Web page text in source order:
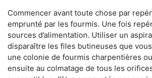
Commencer avant toute chose par
emprunté par les fourmis. Une fois
sources d’alimentation. Utiliser un
disparaître les files butineuses que
une colonie de fourmis charpentières
ensuite au colmatage de tous les